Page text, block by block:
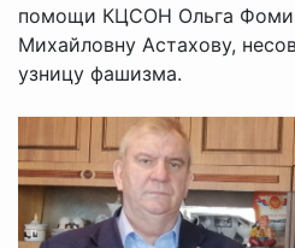
помощи КЦСОН Ольга
Михайловну Астахову,
узницу фашизма.